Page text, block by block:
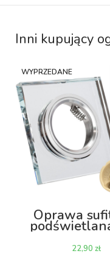
Inni kupujący
WYPRZEDANE
Oprawa
KW03 z
GU10 – zł